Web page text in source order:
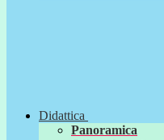
Didattica
Panoramica